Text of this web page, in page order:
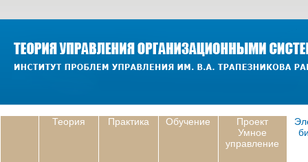
Теория Практика Обучение
Проект
Умное
управление